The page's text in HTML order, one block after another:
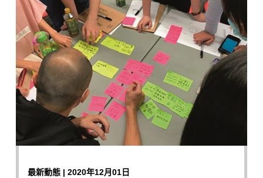
最新動態 | 2020年12月01日